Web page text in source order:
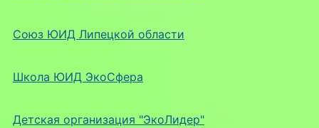
Союз ЮИД Липецкой области
Школа ЮИД ЭкоСфера
Детская организация "ЭкоЛидер"